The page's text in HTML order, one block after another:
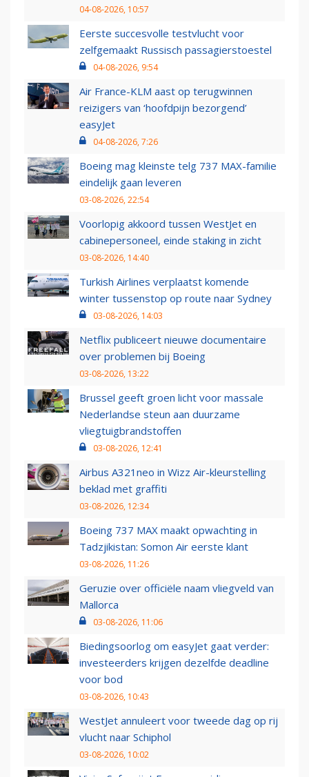
04-08-2026, 10:57
Eerste succesvolle testvlucht voor
zelfgemaakt Russisch passagierstoestel
04-08-2026, 9:54
Air France-KLM aast op terugwinnen
reizigers van ‘hoofdpijn bezorgend’
easyJet
04-08-2026, 7:26
Boeing mag kleinste telg 737 MAX-familie
eindelijk gaan leveren
03-08-2026, 22:54
Voorlopig akkoord tussen WestJet en
cabinepersoneel, einde staking in zicht
03-08-2026, 14:40
Turkish Airlines verplaatst komende
winter tussenstop op route naar Sydney
03-08-2026, 14:03
Netflix publiceert nieuwe documentaire
over problemen bij Boeing
03-08-2026, 13:22
Brussel geeft groen licht voor massale
Nederlandse steun aan duurzame
vliegtuigbrandstoffen
03-08-2026, 12:41
Airbus A321neo in Wizz Air-kleurstelling
beklad met graffiti
03-08-2026, 12:34
Boeing 737 MAX maakt opwachting in
Tadzjikistan: Somon Air eerste klant
03-08-2026, 11:26
Geruzie over officiële naam vliegveld van
Mallorca
03-08-2026, 11:06
Biedingsoorlog om easyJet gaat verder:
investeerders krijgen dezelfde deadline
voor bod
03-08-2026, 10:43
WestJet annuleert voor tweede dag op rij
vlucht naar Schiphol
03-08-2026, 10:02